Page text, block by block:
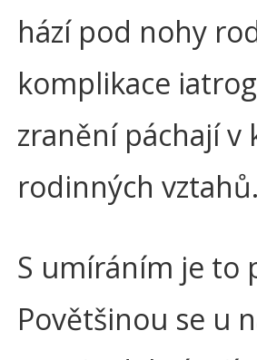
hází pod nohy
komplikace
zranění páchají
rodinných vztahů.
S umíráním je to
Povětšinou se u